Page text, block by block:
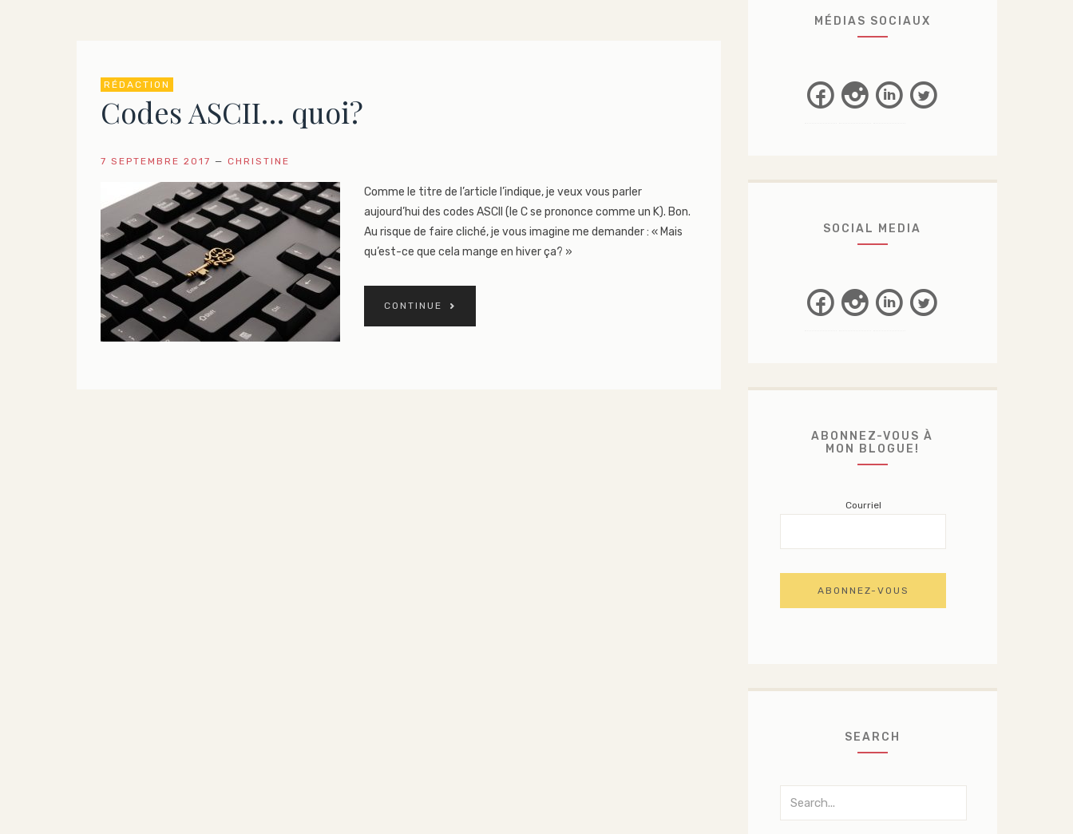
RÉDACTION
Codes ASCII… quoi?
7 SEPTEMBRE 2017 — CHRISTINE
Comme le titre de l’article l’indique, je veux vous parler
aujourd’hui des codes ASCII (le C se prononce comme un K). Bon.
Au risque de faire cliché, je vous imagine me demander : « Mais
qu’est-ce que cela mange en hiver ça? »
CONTINUE
MÉDIAS SOCIAUX
SOCIAL MEDIA
ABONNEZ-VOUS À
MON BLOGUE!
Courriel
SEARCH
for: